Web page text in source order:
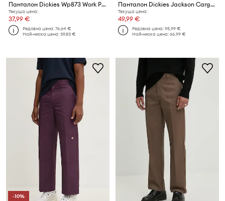
Панталон Dickies Wp873 Work Pant Rec Charcoal Grey
Текуща цена:
37,99 €
Редовна цена:76,64 €
Най-ниска цена:39,83 €
Панталон Dickies Jackson Cargo Pant
Текуща цена:
49,99 €
Редовна цена:95,99 €
Най-ниска цена:66,99 €
-10%